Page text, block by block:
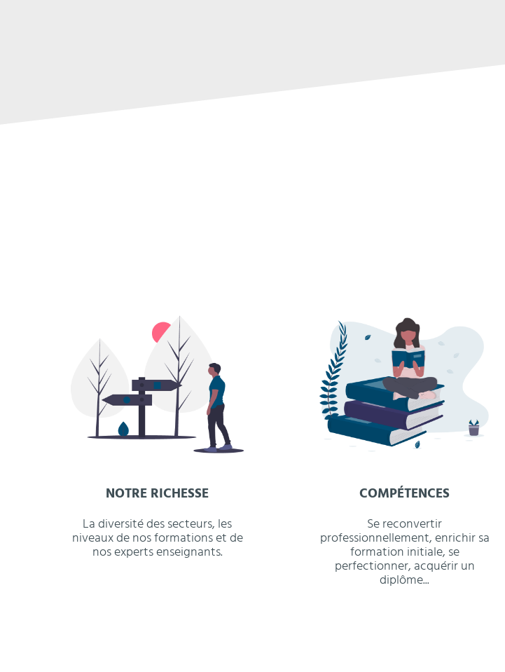
NOTRE RICHESSE
La diversité des secteurs, les
niveaux de nos formations et de
nos experts enseignants.
COMPÉTENCES
Se reconvertir
professionnellement, enrichir sa
formation initiale, se
perfectionner, acquérir un
diplôme...